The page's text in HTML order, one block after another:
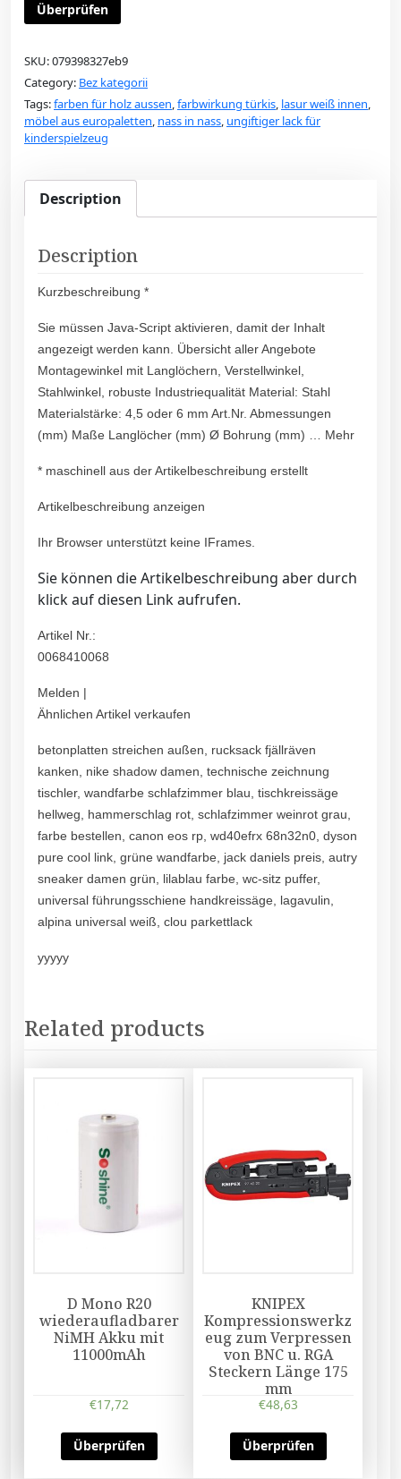
Überprüfen
SKU:079398327eb9
Category: Bez kategorii
Tags:farben für holz aussen,farbwirkung türkis, lasur weiß innen,
möbel aus europaletten, nass in nass, ungiftiger lack für
kinderspielzeug
Description
Description
Kurzbeschreibung *
Sie müssen Java-Script aktivieren, damit der Inhalt
angezeigt werden kann. Übersicht aller Angebote
Montagewinkel mit Langlöchern, Verstellwinkel,
Stahlwinkel, robuste Industriequalität Material: Stahl
Materialstärke: 4,5 oder 6 mm Art.Nr. Abmessungen
(mm) Maße Langlöcher (mm) Ø Bohrung (mm) … Mehr
* maschinell aus der Artikelbeschreibung erstellt
Artikelbeschreibung anzeigen
Ihr Browser unterstützt keine IFrames.
Sie können die Artikelbeschreibung aber durch
klick auf diesen Link aufrufen.
Artikel Nr.:
0068410068
Melden |
Ähnlichen Artikel verkaufen
betonplatten streichen außen, rucksack fjällräven
kanken, nike shadow damen, technische zeichnung
tischler, wandfarbe schlafzimmer blau, tischkreissäge
hellweg, hammerschlag rot, schlafzimmer weinrot grau,
farbe bestellen, canon eos rp, wd40efrx 68n32n0, dyson
pure cool link, grüne wandfarbe, jack daniels preis, autry
sneaker damen grün, lilablau farbe, wc-sitz puffer,
universal führungsschiene handkreissäge, lagavulin,
alpina universal weiß, clou parkettlack
yyyyy
Related products
D Mono R20
wiederaufladbarer
NiMH Akku mit
11000mAh
€17,72
Überprüfen
KNIPEX
Kompressionswerkz
eug zum Verpressen
von BNC u. RGA
Steckern Länge 175
mm
€48,63
Überprüfen